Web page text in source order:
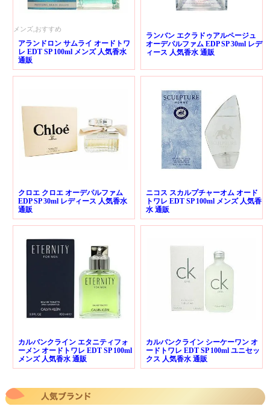
メンズ,おすすめ
アランドロン サムライ オードトワ
レ EDT SP 100ml メンズ 人気香水
通販
ランバン エクラドゥアルページュ
オーデパルファム EDP SP 30ml レデ
ィース 人気香水 通販
クロエ クロエ オーデパルファム
EDP SP 30ml レディース 人気香水
通販
ニコス スカルプチャーオム オード
トワレ EDT SP 100ml メンズ 人気香
水 通販
カルバンクライン エタニティフォ
ーメン オードトワレ EDT SP 100ml
メンズ 人気香水 通販
カルバンクライン シーケーワン オ
ードトワレ EDT SP 100ml ユニセッ
クス 人気香水 通販